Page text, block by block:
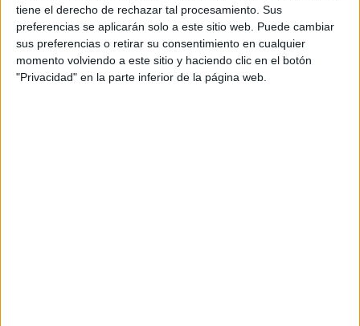
tiene el derecho de rechazar tal procesamiento. Sus
preferencias se aplicarán solo a este sitio web. Puede cambiar
sus preferencias o retirar su consentimiento en cualquier
momento volviendo a este sitio y haciendo clic en el botón
"Privacidad" en la parte inferior de la página web.
at Redacción Marie Claire
GALERÍA DE IMÁGENES